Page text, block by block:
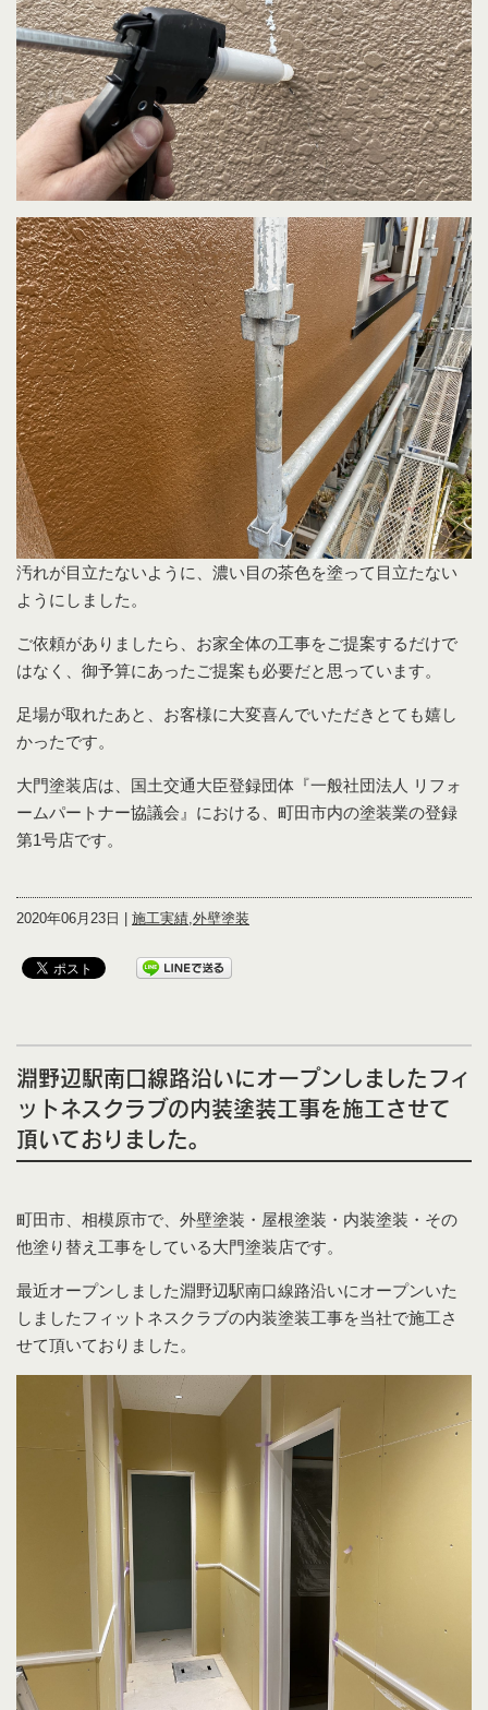
汚れが目立たないように、濃い目の茶色を塗って目立たない
ようにしました。
ご依頼がありましたら、お家全体の工事をご提案するだけで
はなく、御予算にあったご提案も必要だと思っています。
足場が取れたあと、お客様に大変喜んでいただきとても嬉し
かったです。
大門塗装店は、国土交通大臣登録団体『一般社団法人 リフォ
ームパートナー協議会』における、町田市内の塗装業の登録
第1号店です。
2020年06月23日 | 施工実績,外壁塗装
淵野辺駅南口線路沿いにオープンしましたフィ
ットネスクラブの内装塗装工事を施工させて
頂いておりました。
町田市、相模原市で、外壁塗装・屋根塗装・内装塗装・その
他塗り替え工事をしている大門塗装店です。
最近オープンしました淵野辺駅南口線路沿いにオープンいた
しましたフィットネスクラブの内装塗装工事を当社で施工さ
せて頂いておりました。